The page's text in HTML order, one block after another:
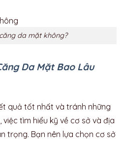
da mặt không?
Da Mặt Bao Lâu
quả tốt nhất và tránh những
tìm hiểu kỹ về cơ sở và địa
trọng. Bạn nên lựa chọn cơ sở